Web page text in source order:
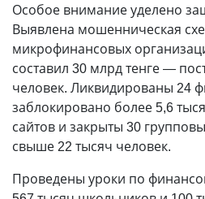
Особое внимание уделено
Выявлена мошенническая
микрофинансовых
составил 30 млрд тенге —
человек. Ликвидированы 24
заблокировано более 5,6
сайтов и закрыты 30
свыше 22 тысяч человек.
Проведены уроки по